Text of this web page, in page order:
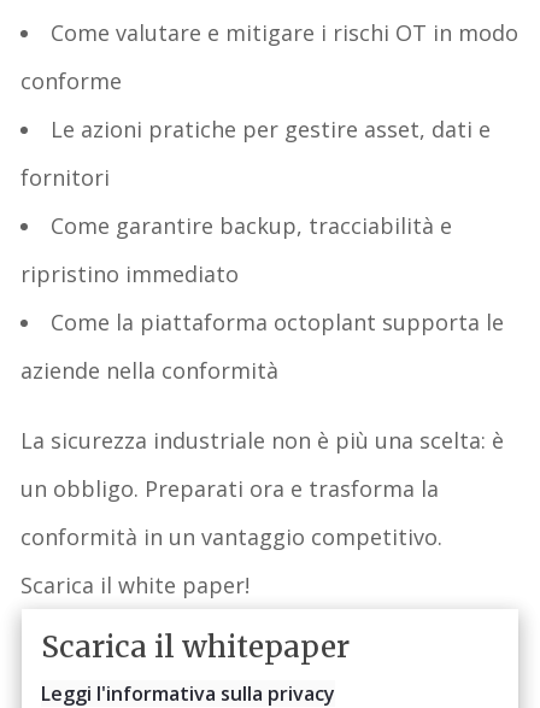
Come valutare e mitigare i rischi OT in modo
conforme
Le azioni pratiche per gestire asset, dati e
fornitori
Come garantire backup, tracciabilità e
ripristino immediato
Come la piattaforma octoplant supporta le
aziende nella conformità
La sicurezza industriale non è più una scelta: è
un obbligo. Preparati ora e trasforma la
conformità in un vantaggio competitivo.
Scarica il white paper!
Scarica il whitepaper
Leggi l'informativa sulla privacy